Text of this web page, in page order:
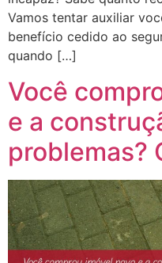
Vamos tentar auxiliar
benefício cedido ao
quando […]
Você
e a
problemas?